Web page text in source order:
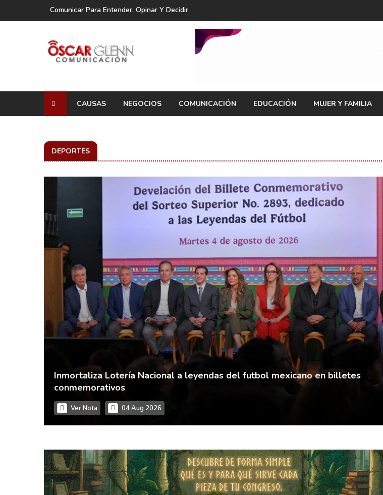
Comunicar Para Entender, Opinar Y Decidir
CAUSAS NEGOCIOS COMUNICACIÓN EDUCACIÓN MUJER Y FAMILIA
DEPORTES
Inmortaliza Lotería Nacional a leyendas del futbol mexicano en billetes
conmemorativos
Ver Nota 04 Aug 2026